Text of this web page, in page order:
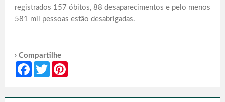
registrados 157 óbitos, 88 desaparecimentos e pelo menos
581 mil pessoas estão desabrigadas.
› Compartilhe
FacebookTwitter